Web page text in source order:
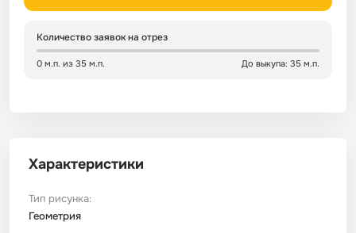
Количество заявок на отрез
0 м.п. из 35 м.п. До выкупа: 35 м.п.
Характеристики
Тип рисунка:
Геометрия
Сатин
Сатин Страйп
Сатин Твил
ТиСи Твил
Трикотаж
Зеленый
Детский
Город / архитектура
Морская тема